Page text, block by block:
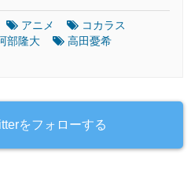
アニメ
コカラス
部隆大
高田憂希
をフォローする